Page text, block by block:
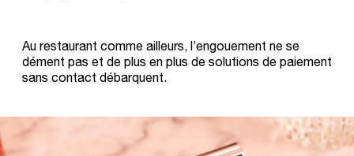
Au restaurant comme ailleurs, l’engouement ne se
dément pas et de plus en plus de solutions de paiement
sans contact débarquent.